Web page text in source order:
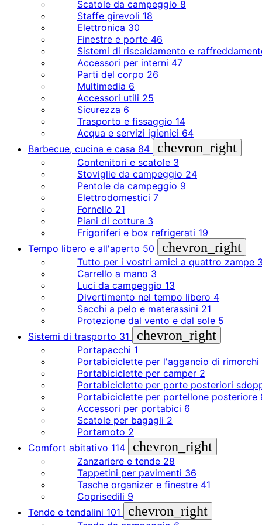
Scatole da campeggio 8
Staffe girevoli 18
Elettronica 30
Finestre e porte 46
Sistemi di riscaldamento e
Accessori per interni 47
Parti del corpo 26
Multimedia 6
Accessori utili 25
Sicurezza 6
Trasporto e fissaggio 14
Acqua e servizi igienici 64
Barbecue, cucina e casa 84 chevron_right
Contenitori e scatole 3
Stoviglie da campeggio 24
Pentole da campeggio 9
Elettrodomestici 7
Fornello 21
Piani di cottura 3
Frigoriferi e box refrigerati 19
Tempo libero e all'aperto 50 chevron_right
Tutto per i vostri amici a quattro zampe 3
Carrello a mano 3
Luci da campeggio 13
Divertimento nel tempo libero 4
Sacchi a pelo e materassini 21
Protezione dal vento e dal sole 5
Sistemi di trasporto 31 chevron_right
Portapacchi 1
Portabiciclette per l'aggancio di rimorchi
Portabiciclette per camper 2
Portabiciclette per porte posteriori
Portabiciclette per portellone posteriore
Accessori per portabici 6
Scatole per bagagli 2
Portamoto 2
Comfort abitativo 114 chevron_right
Zanzariere e tende 28
Tappetini per pavimenti 36
Tasche organizer e finestre 41
Coprisedili 9
Tende e tendalini 101 chevron_right